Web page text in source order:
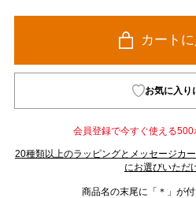
カート
お気に入り
会員登録で今すぐ使える500
20種類以上のラッピングとメッセージカ
にお選びいただ
商品名の末尾に「＊」が付